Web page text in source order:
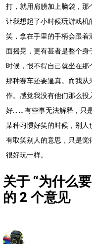
打，就用肩膀加上脑袋，
让我想起了小时候玩游戏
笑，拿在手里的手柄会跟着
面摇晃，更有甚者是整个
时候，恨不得自己就坐在
那种赛车还要逼真。而我
作。感觉我没有他们那么
好…..有些事无法解释，只
某种习惯好笑的时候，别
有取笑别人的意思，只是
很好玩一样。
关于 “为什么
的 2 个意见